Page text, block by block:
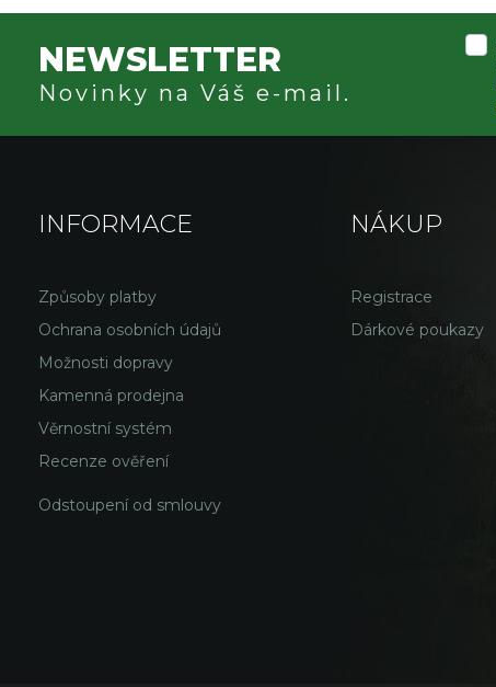
NEWSLETTER
Novinky na Váš e-mail.
INFORMACE
Způsoby platby
Ochrana osobních údajů
Možnosti dopravy
Kamenná prodejna
Věrnostní systém
Recenze ověření
Odstoupení od smlouvy
NÁKUP
Registrace
Dárkové poukazy